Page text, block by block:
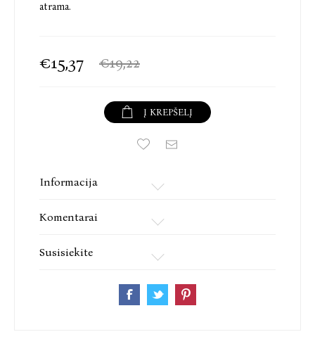
atrama.
€15,37 €19,22
Į KREPŠELĮ
Informacija
Komentarai
Susisiekite